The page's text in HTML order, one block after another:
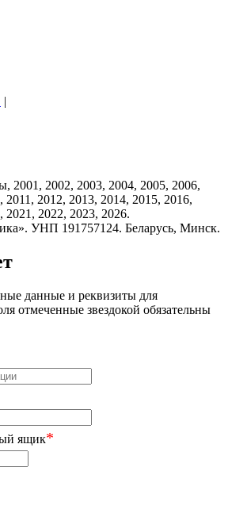
|
2001, 2002, 2003, 2004, 2005, 2006,
, 2011, 2012, 2013, 2014, 2015, 2016,
2021, 2022, 2023, 2026.
УНП 191757124. Беларусь, Минск.
данные и реквизиты для
отмеченные звездокой обязательны
ящик*